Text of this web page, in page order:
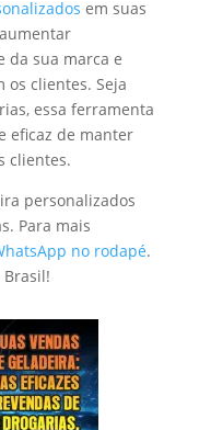
em suas
da sua marca e
os clientes. Seja
essa ferramenta
eficaz de manter
clientes.
personalizados
Para mais
no rodapé.
Brasil!